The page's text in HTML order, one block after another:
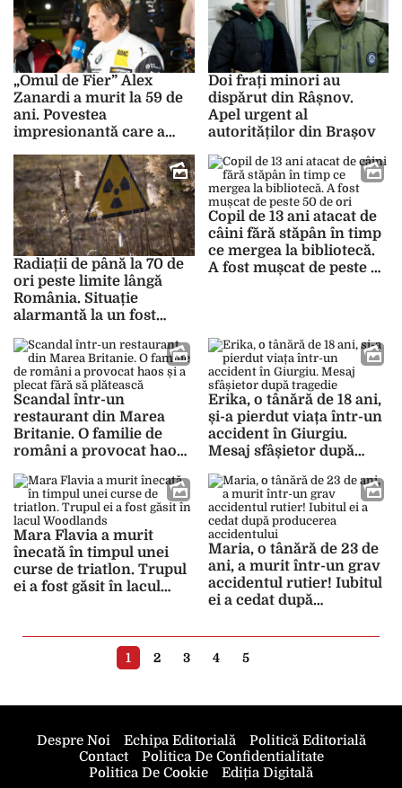
„Omul de Fier” Alex
Zanardi a murit la 59 de
ani. Povestea
impresionantă care a
motorsportului
Doi frați minori au
dispărut din Râșnov.
Apel urgent al
autorităților din Brașov
Radiații de până la 70 de
ori peste limite lângă
România. Situație
alarmantă la un fost
Copil de 13 ani atacat de
câini fără stăpân în timp
ce mergea la bibliotecă.
A fost mușcat de peste 50
Scandal într-un
restaurant din Marea
Britanie. O familie de
români a provocat haos
plătească
Erika, o tânără de 18 ani,
și-a pierdut viața într-un
accident în Giurgiu.
Mesaj sfâșietor după
Mara Flavia a murit
înecată în timpul unei
curse de triatlon. Trupul
ei a fost găsit în lacul
Maria, o tânără de 23 de
ani, a murit într-un grav
accidentul rutier! Iubitul
ei a cedat după
1 2 3 4 5
Despre Noi Echipa Editorială
Politică Editorială
Contact
Politica De Confidentialitate
Politica De Cookie
Ediția Digitală